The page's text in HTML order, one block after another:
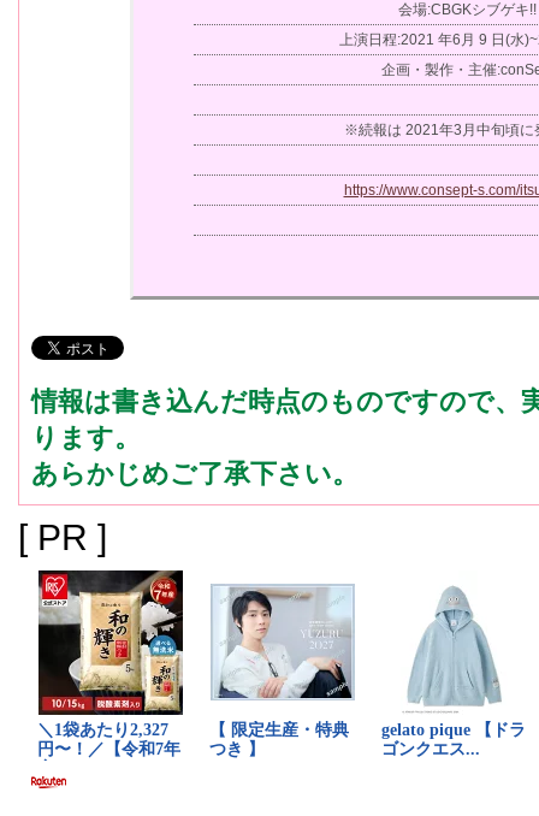
会場:CBGKシブゲキ!!
上演日程:2021 年6月 9 日(水
企画・製作・主催
※続報は 2021年3月中旬頃に
https://www.consept-s.com/
情報は書き込んだ時点のものですので、
ります。
あらかじめご了承下さい。
[ PR ]